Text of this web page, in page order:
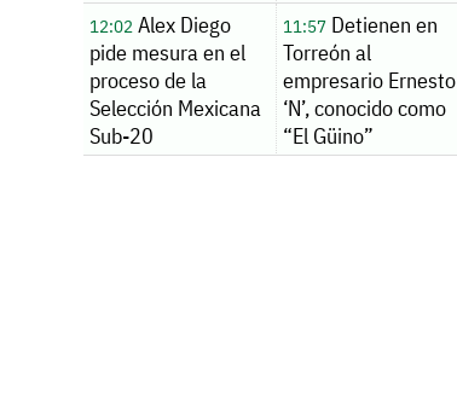
12:02 Alex Diego
pide mesura en el
proceso de la
Selección Mexicana
Sub-20
11:57Detienen en
Torreón al
empresario Ernesto
‘N’, conocido como
“El Güino”